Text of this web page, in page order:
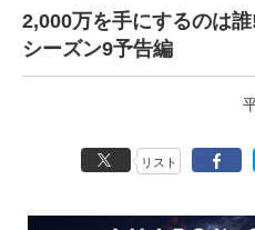
2,000万を手にするのは
シーズン9予告編
リスト